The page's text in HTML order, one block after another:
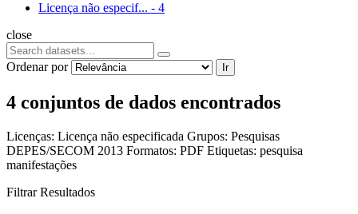
Licença não especif... - 4
close
Ordenar por Ir
4 conjuntos de dados encontrados
Licenças: Licença não especificada Grupos: Pesquisas
DEPES/SECOM 2013 Formatos: PDF Etiquetas: pesquisa
manifestações
Filtrar Resultados